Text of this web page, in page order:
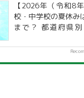
【2026年（令和8
校・中学校の夏休み
まで？ 都道府県別